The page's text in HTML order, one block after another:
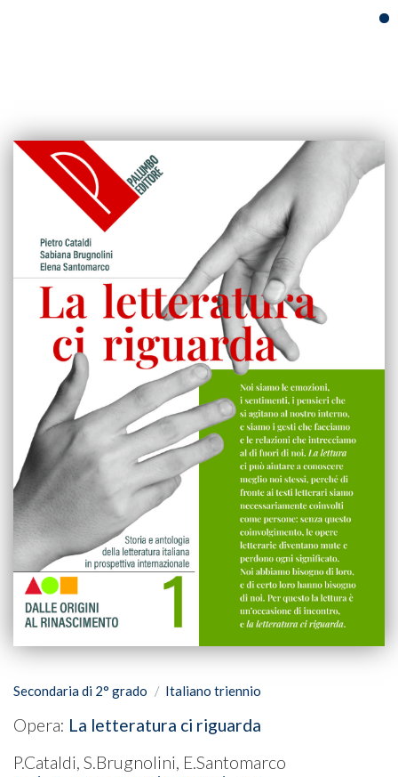
Secondaria di 2° grado Italiano triennio
Opera: La letteratura ci riguarda
P.Cataldi, S.Brugnolini, E.Santomarco